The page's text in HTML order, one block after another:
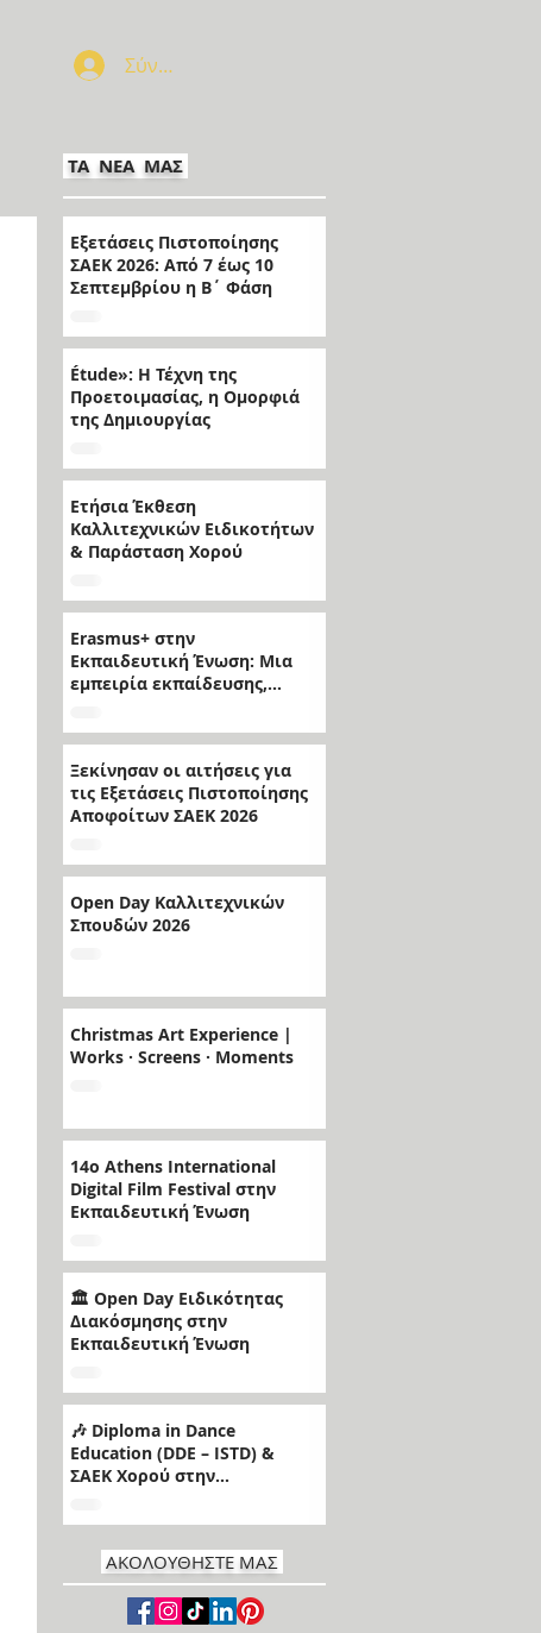
Σύνδεση
ΤΑ ΝΕΑ ΜΑΣ
Εξετάσεις Πιστοποίησης
ΣΑΕΚ 2026: Από 7 έως 10
Σεπτεμβρίου η Β΄ Φάση
Étude»: Η Τέχνη της
Προετοιμασίας, η Ομορφιά
της Δημιουργίας
Ετήσια Έκθεση
Καλλιτεχνικών Ειδικοτήτων
& Παράσταση Χορού
Erasmus+ στην
Εκπαιδευτική Ένωση: Μια
εμπειρία εκπαίδευσης,
Ξεκίνησαν οι αιτήσεις για
τις Εξετάσεις Πιστοποίησης
Αποφοίτων ΣΑΕΚ 2026
Open Day Καλλιτεχνικών
Σπουδών 2026
Christmas Art Experience |
Works · Screens · Moments
14ο Athens International
Digital Film Festival στην
Εκπαιδευτική Ένωση
🏛️ Open Day Ειδικότητας
Διακόσμησης στην
Εκπαιδευτική Ένωση
🎶 Diploma in Dance
Education (DDE – ISTD) &
ΣΑΕΚ Χορού στην
ΑΚΟΛΟΥΘΗΣΤΕ ΜΑΣ